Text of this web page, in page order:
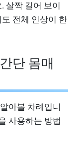
살짝 길어 보이
전체 인상이 한
단 몸매
아볼 차례입니
사용하는 방법